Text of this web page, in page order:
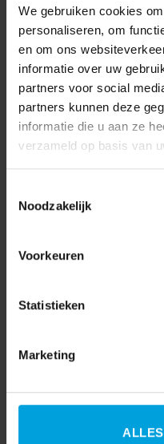
We gebruiken cookies
personaliseren, om
en om ons
informatie over uw
partners voor social
partners kunnen deze
informatie die u aan ze
verzameld op basis van
Noodzakelijk
Voorkeuren
Statistieken
Marketing
door gebruik blauwe pen’
AFAS(7)
Financieel(55)
HR(242)
Nieuws(903)
(84)